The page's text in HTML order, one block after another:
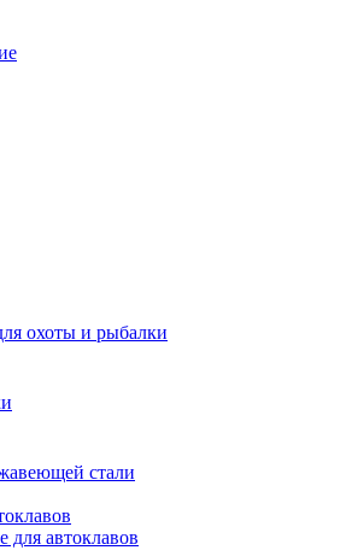
охоты и рыбалки
стали
автоклавов